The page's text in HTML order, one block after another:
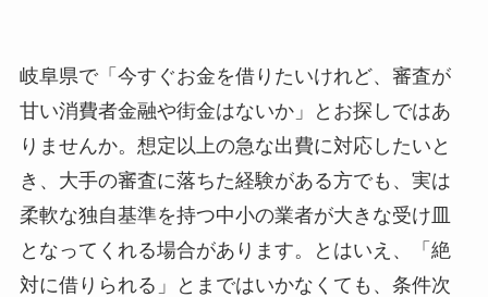
岐阜県で「今すぐお金を借りたいけれど、審査が
甘い消費者金融や街金はないか」とお探しではあ
りませんか。想定以上の急な出費に対応したいと
き、大手の審査に落ちた経験がある方でも、実は
柔軟な独自基準を持つ中小の業者が大きな受け皿
となってくれる場合があります。とはいえ、「絶
対に借りられる」とまではいかなくても、条件次